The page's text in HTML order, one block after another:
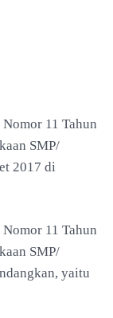
11 Tahun
SMP/
2017 di
11 Tahun
SMP/
yaitu